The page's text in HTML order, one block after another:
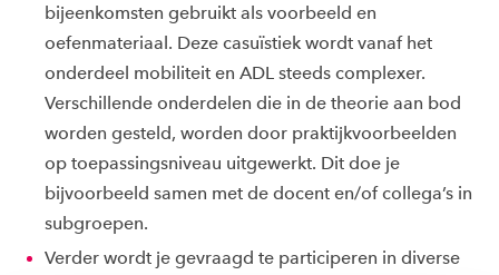
bijeenkomsten gebruikt als voorbeeld en
oefenmateriaal. Deze casuïstiek wordt vanaf het
onderdeel mobiliteit en ADL steeds complexer.
Verschillende onderdelen die in de theorie aan bod
worden gesteld, worden door praktijkvoorbeelden
op toepassingsniveau uitgewerkt. Dit doe je
bijvoorbeeld samen met de docent en/of collega’s in
subgroepen.
Verder wordt je gevraagd te participeren in diverse